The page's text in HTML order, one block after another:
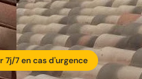
7j/7 en cas d'urgence